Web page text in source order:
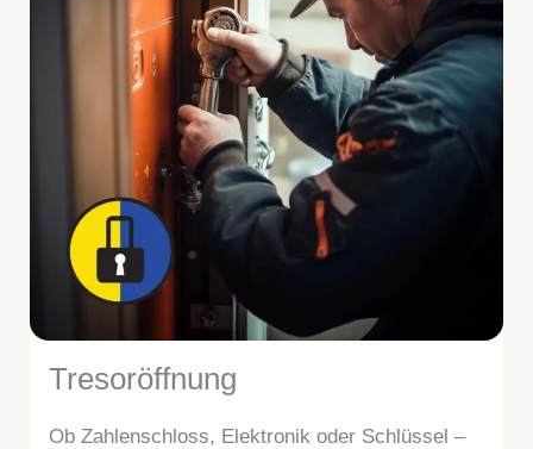
Tresoröffnung
Ob Zahlenschloss, Elektronik oder Schlüssel –